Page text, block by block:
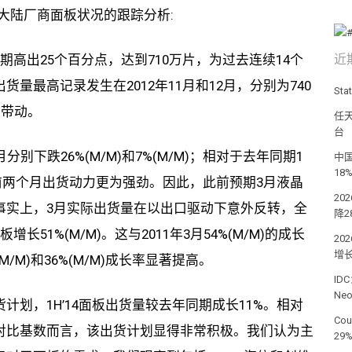
陆厂商面板状况的跟踪分析:
高出25个百分点，达到710万片，为过去连续14个
量最高记录发生在2012年11月和12月，分别为740
动。
别下跌26%(M/M)和7%(M/M)；相对于去年同期1
个月出货动力更为强劲。因此，此前预期3月液晶
上，3月实际出货量在以出口驱动下意外反转，全
增长51%(M/M)。这与2011年3月54%(M/M)的成长
M)和36%(M/M)成长率显著提高。
划，1H’14面板出货量较去年同期成长11%。相对
基数而言，该出货计划显得非常积极。我们认为主
近
任
台
中
降
增